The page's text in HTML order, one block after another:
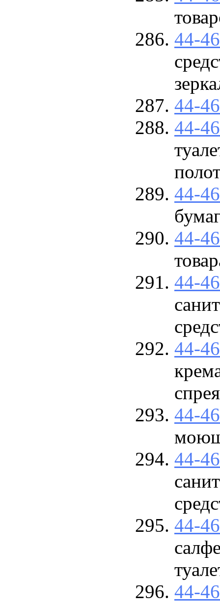
44-
44-
44-
44-
44-
44-
44-
44-
44-
44-
44-